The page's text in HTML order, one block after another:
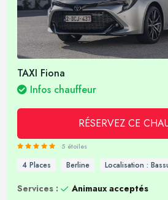
TAXI Fiona
Infos chauffeur
RÉSERVEZ CE
5 étoiles
4 Places Berline Localisation :
Services :
Animaux acceptés